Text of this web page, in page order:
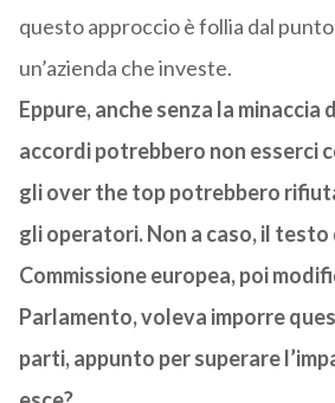
questo approccio è follia dal
un’azienda che investe.
Eppure, anche senza la minaccia
accordi potrebbero non esserci
gli over the top potrebbero
gli operatori. Non a caso, il testo
Commissione europea, poi
Parlamento, voleva imporre
parti, appunto per superare